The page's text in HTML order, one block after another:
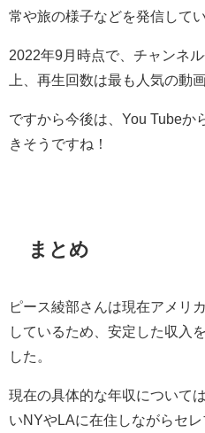
常や旅の様子などを発信してい
2022年9 月時点で、チャンネ
上、再生回数は最も人気の動
ですから今後は、 You Tubeか
きそうですね！
まとめ
ピース綾部さんは現在アメリ
しているため、安定した収入
した。
現在の具体的な年収について
いNYやLAに在住しながらセ